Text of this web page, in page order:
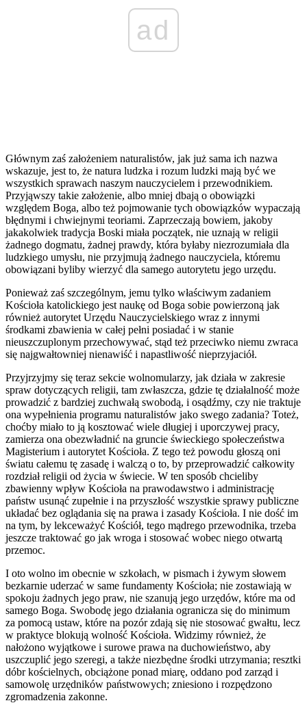
ad
Głównym zaś założeniem naturalistów, jak już sama ich nazwa
wskazuje, jest to, że natura ludzka i rozum ludzki mają być we
wszystkich sprawach naszym nauczycielem i przewodnikiem.
Przyjąwszy takie założenie, albo mniej dbają o obowiązki
względem Boga, albo też pojmowanie tych obowiązków wypaczają
błędnymi i chwiejnymi teoriami. Zaprzeczają bowiem, jakoby
jakakolwiek tradycja Boski miała początek, nie uznają w religii
żadnego dogmatu, żadnej prawdy, która byłaby niezrozumiała dla
ludzkiego umysłu, nie przyjmują żadnego nauczyciela, któremu
obowiązani byliby wierzyć dla samego autorytetu jego urzędu.
Ponieważ zaś szczególnym, jemu tylko właściwym zadaniem
Kościoła katolickiego jest naukę od Boga sobie powierzoną jak
również autorytet Urzędu Nauczycielskiego wraz z innymi
środkami zbawienia w całej pełni posiadać i w stanie
nieuszczuplonym przechowywać, stąd też przeciwko niemu zwraca
się najgwałtowniej nienawiść i napastliwość nieprzyjaciół.
Przyjrzyjmy się teraz sekcie wolnomularzy, jak działa w zakresie
spraw dotyczących religii, tam zwłaszcza, gdzie tę działalność może
prowadzić z bardziej zuchwałą swobodą, i osądźmy, czy nie traktuje
ona wypełnienia programu naturalistów jako swego zadania? Toteż,
choćby miało to ją kosztować wiele długiej i uporczywej pracy,
zamierza ona obezwładnić na gruncie świeckiego społeczeństwa
Magisterium i autorytet Kościoła. Z tego też powodu głoszą oni
światu całemu tę zasadę i walczą o to, by przeprowadzić całkowity
rozdział religii od życia w świecie. W ten sposób chcieliby
zbawienny wpływ Kościoła na prawodawstwo i administrację
państw usunąć zupełnie i na przyszłość wszystkie sprawy publiczne
układać bez oglądania się na prawa i zasady Kościoła. I nie dość im
na tym, by lekceważyć Kościół, tego mądrego przewodnika, trzeba
jeszcze traktować go jak wroga i stosować wobec niego otwartą
przemoc.
I oto wolno im obecnie w szkołach, w pismach i żywym słowem
bezkarnie uderzać w same fundamenty Kościoła; nie zostawiają w
spokoju żadnych jego praw, nie szanują jego urzędów, które ma od
samego Boga. Swobodę jego działania ogranicza się do minimum
za pomocą ustaw, które na pozór zdają się nie stosować gwałtu, lecz
w praktyce blokują wolność Kościoła. Widzimy również, że
nałożono wyjątkowe i surowe prawa na duchowieństwo, aby
uszczuplić jego szeregi, a także niezbędne środki utrzymania; resztki
dóbr kościelnych, obciążone ponad miarę, oddano pod zarząd i
samowolę urzędników państwowych; zniesiono i rozpędzono
zgromadzenia zakonne.